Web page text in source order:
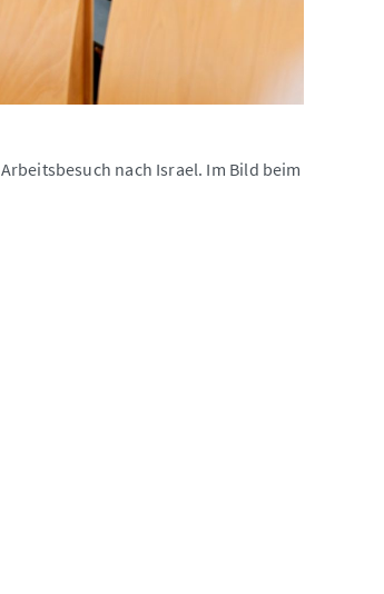
nach Israel. Im Bild beim